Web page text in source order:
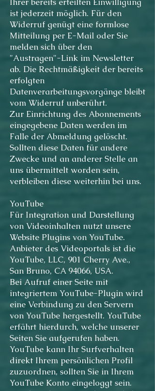
ist jederzeit möglich. Für den
Widerruf genügt eine formlose
Mitteilung per E-Mail oder Sie
melden sich über den
"Austragen"-Link im Newsletter
ab. Die Rechtmäßigkeit der bereits
erfolgten
Datenverarbeitungsvorgänge bleibt
vom Widerruf unberührt.
Zur Einrichtung des Abonnements
eingegebene Daten werden im
Falle der Abmeldung gelöscht.
Sollten diese Daten für andere
Zwecke und an anderer Stelle an
uns übermittelt worden sein,
verbleiben diese weiterhin bei uns.
YouTube
Für Integration und Darstellung
von Videoinhalten nutzt unsere
Website Plugins von YouTube.
Anbieter des Videoportals ist die
YouTube, LLC, 901 Cherry Ave.,
San Bruno, CA 94066, USA.
Bei Aufruf einer Seite mit
integriertem YouTube-Plugin wird
eine Verbindung zu den Servern
von YouTube hergestellt. YouTube
erfährt hierdurch, welche unserer
Seiten Sie aufgerufen haben.
YouTube kann Ihr Surfverhalten
direkt Ihrem persönlichen Profil
zuzuordnen, sollten Sie in Ihrem
YouTube Konto eingeloggt sein.